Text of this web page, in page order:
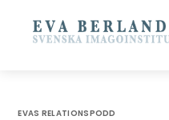
EVAS RELATIONSPODD